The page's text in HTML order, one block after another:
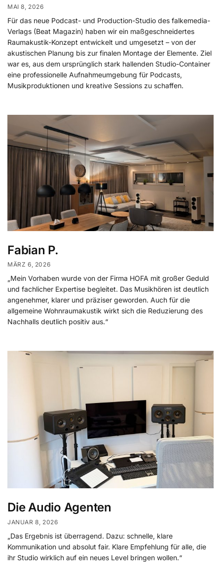
MAI 8, 2026
Für das neue Podcast- und Production-Studio des falkemedia-
Verlags (Beat Magazin) haben wir ein maßgeschneidertes
Raumakustik-Konzept entwickelt und umgesetzt – von der
akustischen Planung bis zur finalen Montage der Elemente. Ziel
war es, aus dem ursprünglich stark hallenden Studio-Container
eine professionelle Aufnahmeumgebung für Podcasts,
Musikproduktionen und kreative Sessions zu schaffen.
Fabian P.
MÄRZ 6, 2026
„Mein Vorhaben wurde von der Firma HOFA mit großer Geduld
und fachlicher Expertise begleitet. Das Musikhören ist deutlich
angenehmer, klarer und präziser geworden. Auch für die
allgemeine Wohnraumakustik wirkt sich die Reduzierung des
Nachhalls deutlich positiv aus.“
Die Audio Agenten
JANUAR 8, 2026
„Das Ergebnis ist überragend. Dazu: schnelle, klare
Kommunikation und absolut fair. Klare Empfehlung für alle, die
ihr Studio wirklich auf ein neues Level bringen wollen.“